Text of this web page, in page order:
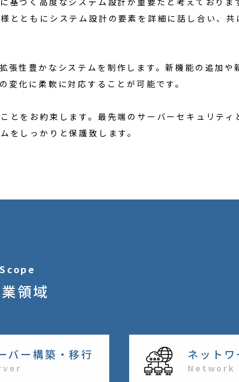
とともにシステム設計の要素を詳細に話し合い、共
張性豊かなシステムを制作します。新機能の追加や
変化に柔軟に対応することが可能です。
とをお約束します。最先端のサーバーセキュリティ
をしっかりと保護致します。
Scope
領域
バー構築・移行 ネット
Network